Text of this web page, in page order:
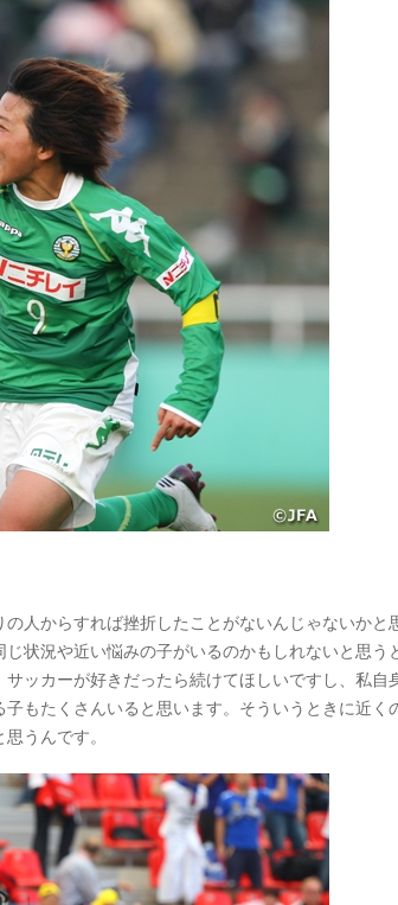
人からすれば挫折したことがないんじゃないかと
状況や近い悩みの子がいるのかもしれないと思う
ッカーが好きだったら続けてほしいですし、私自
もたくさんいると思います。そういうときに近く
うんです。